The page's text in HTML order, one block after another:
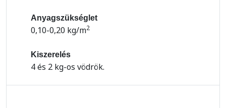
Anyagszükséglet
0,10-0,20 kg/m2
Kiszerelés
4 és 2 kg-os vödrök.